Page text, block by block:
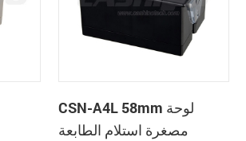
CSN-A4L 58mm لوحة
مصغرة استلام الطابعة